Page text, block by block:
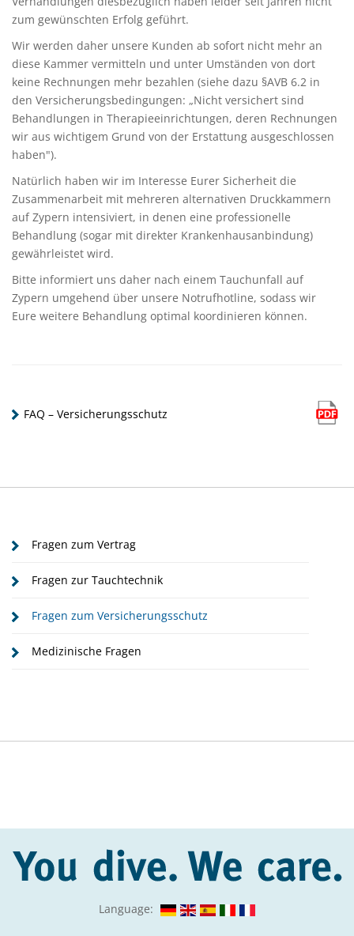
zum gewünschten Erfolg geführt.
Wir werden daher unsere Kunden ab sofort nicht mehr an
diese Kammer vermitteln und unter Umständen von dort
keine Rechnungen mehr bezahlen (siehe dazu §AVB 6.2 in
den Versicherungsbedingungen: „Nicht versichert sind
Behandlungen in Therapieeinrichtungen, deren Rechnungen
wir aus wichtigem Grund von der Erstattung ausgeschlossen
haben").
Natürlich haben wir im Interesse Eurer Sicherheit die
Zusammenarbeit mit mehreren alternativen Druckkammern
auf Zypern intensiviert, in denen eine professionelle
Behandlung (sogar mit direkter Krankenhausanbindung)
gewährleistet wird.
Bitte informiert uns daher nach einem Tauchunfall auf
Zypern umgehend über unsere Notrufhotline, sodass wir
Eure weitere Behandlung optimal koordinieren können.
FAQ – Versicherungsschutz
Fragen zum Vertrag
Fragen zur Tauchtechnik
Fragen zum Versicherungsschutz
Medizinische Fragen
Language: